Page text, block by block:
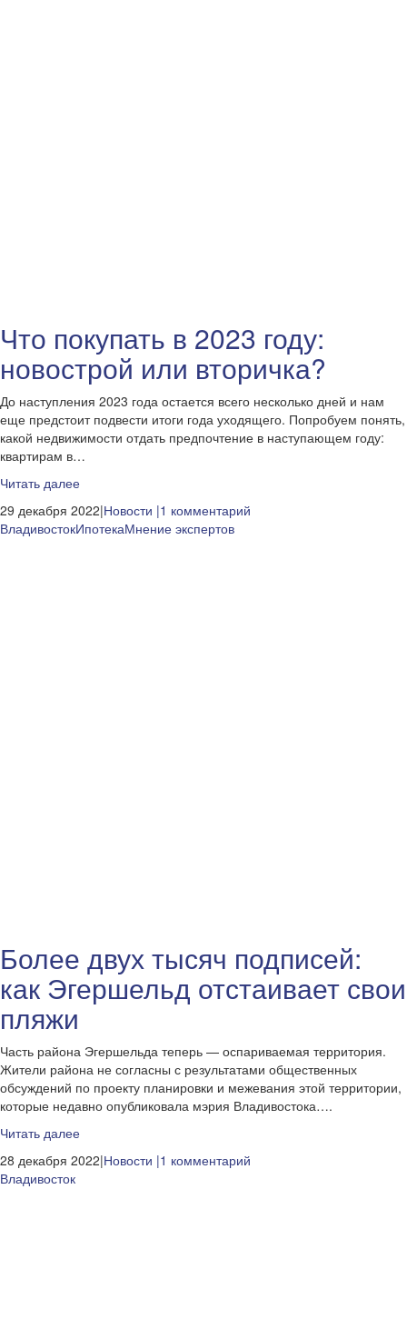
Что покупать в 2023 году:
новострой или вторичка?
До наступления 2023 года остается всего несколько дней и нам
еще предстоит подвести итоги года уходящего. Попробуем понять,
какой недвижимости отдать предпочтение в наступающем году:
квартирам в…
Читать далее
29 декабря 2022|Новости |1 комментарий
ВладивостокИпотекаМнение экспертов
Более двух тысяч подписей:
как Эгершельд отстаивает свои
пляжи
Часть района Эгершельда теперь — оспариваемая территория.
Жители района не согласны с результатами общественных
обсуждений по проекту планировки и межевания этой территории,
которые недавно опубликовала мэрия Владивостока….
Читать далее
28 декабря 2022|Новости |1 комментарий
Владивосток